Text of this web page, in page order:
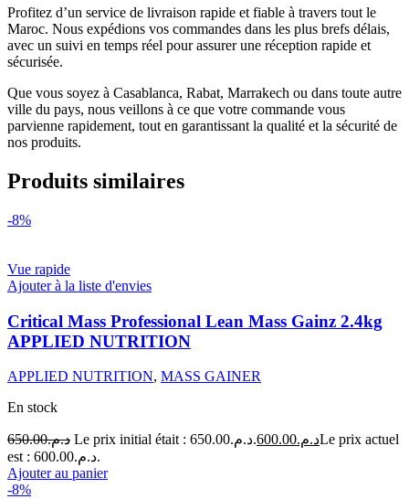
Profitez d’un service de livraison rapide et fiable à travers tout le
Maroc. Nous expédions vos commandes dans les plus brefs délais,
avec un suivi en temps réel pour assurer une réception rapide et
sécurisée.
Que vous soyez à Casablanca, Rabat, Marrakech ou dans toute autre
ville du pays, nous veillons à ce que votre commande vous
parvienne rapidement, tout en garantissant la qualité et la sécurité de
nos produits.
Produits similaires
-8%
Vue rapide
Ajouter à la liste d'envies
Critical Mass Professional Lean Mass Gainz 2.4kg
APPLIED NUTRITION
APPLIED NUTRITION, MASS GAINER
En stock
د.م.650.00 Le prix initial était : د.م.650.00. د.م.600.00
Le prix actuel
est : د.م.600.00.
Ajouter au panier
-8%